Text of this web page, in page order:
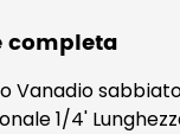
completa
Vanadio
1/4'